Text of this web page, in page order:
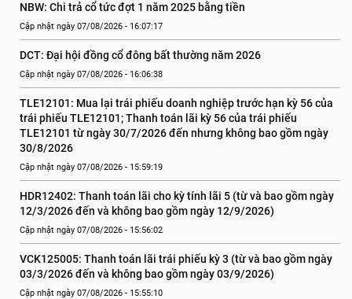
NBW: Chi trả cổ tức đợt 1 năm 2025 bằng tiền
Cập nhật ngày 07/08/2026 - 16:07:17
DCT: Đại hội đồng cổ đông bất thường năm 2026
Cập nhật ngày 07/08/2026 - 16:06:38
TLE12101: Mua lại trái phiếu doanh nghiệp trước hạn kỳ 56 của
trái phiếu TLE12101; Thanh toán lãi kỳ 56 của trái phiếu
TLE12101 từ ngày 30/7/2026 đến nhưng không bao gồm ngày
30/8/2026
Cập nhật ngày 07/08/2026 - 15:59:19
HDR12402: Thanh toán lãi cho kỳ tính lãi 5 (từ và bao gồm ngày
12/3/2026 đến và không bao gồm ngày 12/9/2026)
Cập nhật ngày 07/08/2026 - 15:56:02
VCK125005: Thanh toán lãi trái phiếu kỳ 3 (từ và bao gồm ngày
03/3/2026 đến và không bao gồm ngày 03/9/2026)
Cập nhật ngày 07/08/2026 - 15:55:10